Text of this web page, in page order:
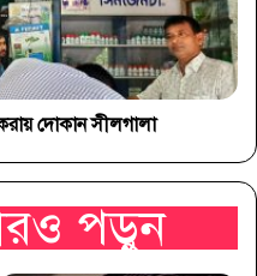
করায় দোকান সীলগালা
পড়ুন